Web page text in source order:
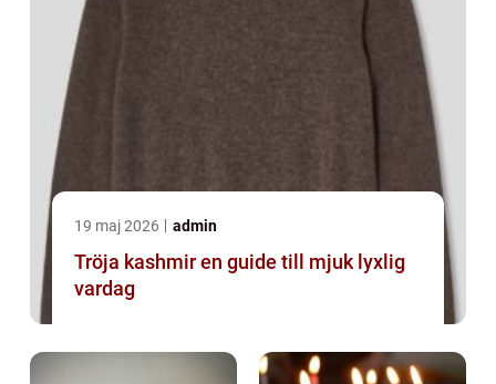
19 maj 2026 admin
Tröja kashmir en guide till mjuk lyxlig
vardag